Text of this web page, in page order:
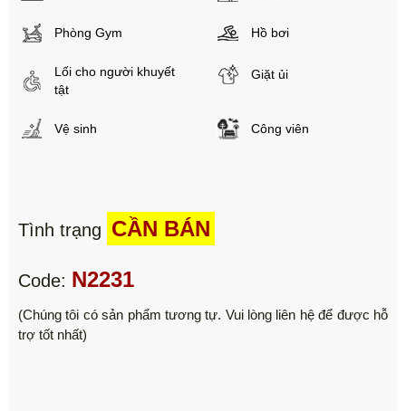
Phòng Gym Hồ bơi
Lối cho người khuyết
tật
Giặt ủi
Vệ sinh Công viên
Tình trạng CẦN BÁN
Code: N2231
(Chúng tôi có sản phẩm tương tự. Vui lòng liên hệ để được hỗ
trợ tốt nhất)